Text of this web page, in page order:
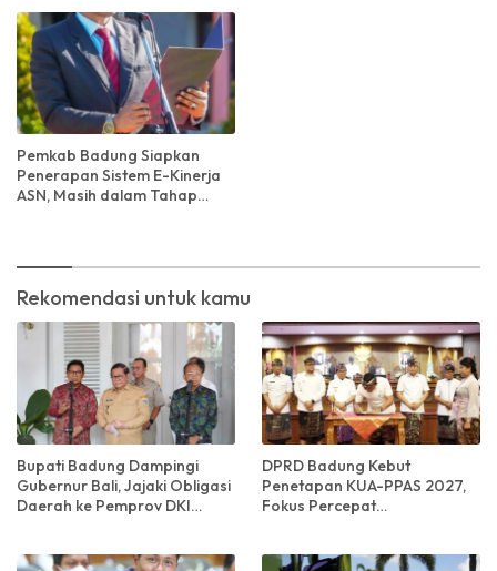
Pemkab Badung Siapkan
Penerapan Sistem E-Kinerja
ASN, Masih dalam Tahap
Rekomendasi untuk kamu
Bupati Badung Dampingi
Gubernur Bali, Jajaki Obligasi
Daerah ke Pemprov DKI
DPRD Badung Kebut
Penetapan KUA-PPAS 2027,
Fokus Percepat